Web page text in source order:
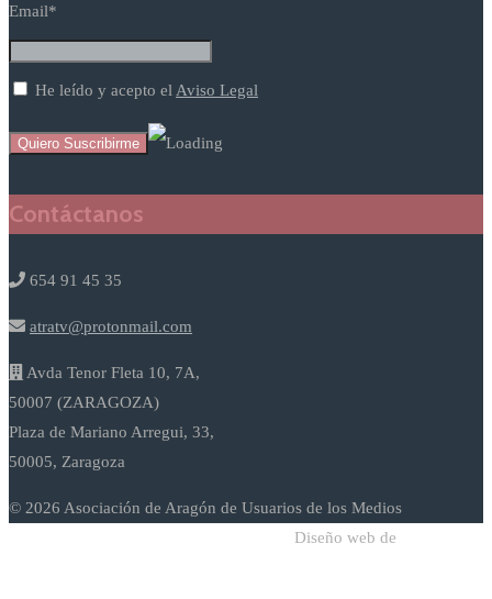
Email*
He leído y acepto el Aviso Legal
Contáctanos
654 91 45 35
atratv@protonmail.com
Avda Tenor Fleta 10, 7A,
50007 (ZARAGOZA)
Plaza de Mariano Arregui, 33,
50005, Zaragoza
© 2026 Asociación de Aragón de Usuarios de los Medios
Diseño web de